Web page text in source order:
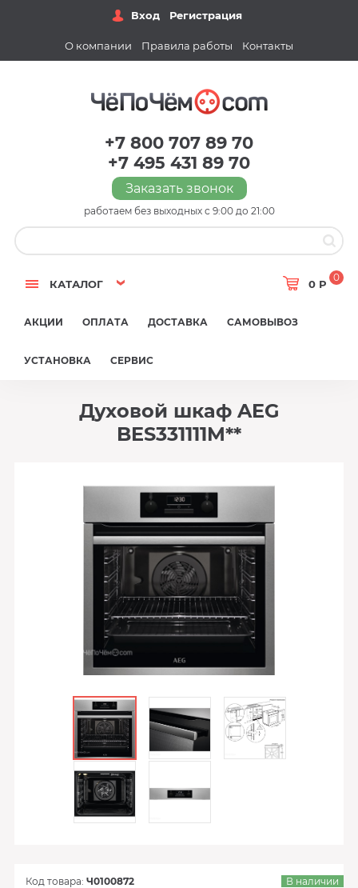
Вход Регистрация
О компании Правила работы Контакты
+7 800 707 89 70
+7 495 431 89 70
Заказать звонок
работаем без выходных с 9:00 до 21:00
КАТАЛОГ 0 Р
0
АКЦИИ ОПЛАТА ДОСТАВКА САМОВЫВОЗ
УСТАНОВКА СЕРВИС
Духовой шкаф AEG
BES331111M**
Код товара: Ч0100872 В наличии